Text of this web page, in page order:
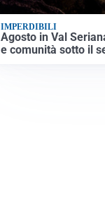
IMPERDIBILI
Agosto in Val
e comunità sotto il